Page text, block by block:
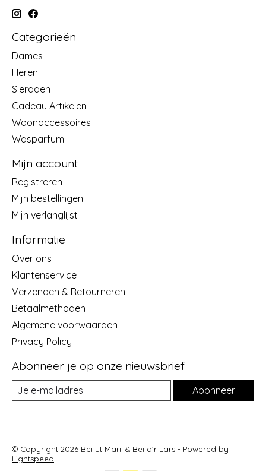
Categorieën
Dames
Heren
Sieraden
Cadeau Artikelen
Woonaccessoires
Wasparfum
Mijn account
Registreren
Mijn bestellingen
Mijn verlanglijst
Informatie
Over ons
Klantenservice
Verzenden & Retourneren
Betaalmethoden
Algemene voorwaarden
Privacy Policy
Abonneer je op onze nieuwsbrief
Abonneer
© Copyright 2026 Bei ut Maril & Bei d'r Lars - Powered by
Lightspeed